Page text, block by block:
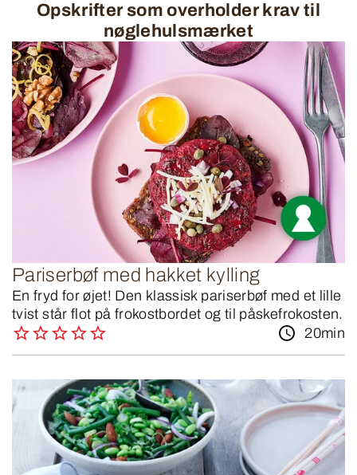
Opskrifter som overholder krav til
nøglehulsmærket
Pariserbøf med hakket kylling
En fryd for øjet! Den klassisk pariserbøf med et lille
tvist står flot på frokostbordet og til påskefrokosten.
20min